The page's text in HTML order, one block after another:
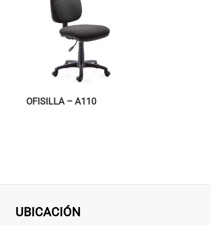
OFISILLA – A110
UBICACIÓN